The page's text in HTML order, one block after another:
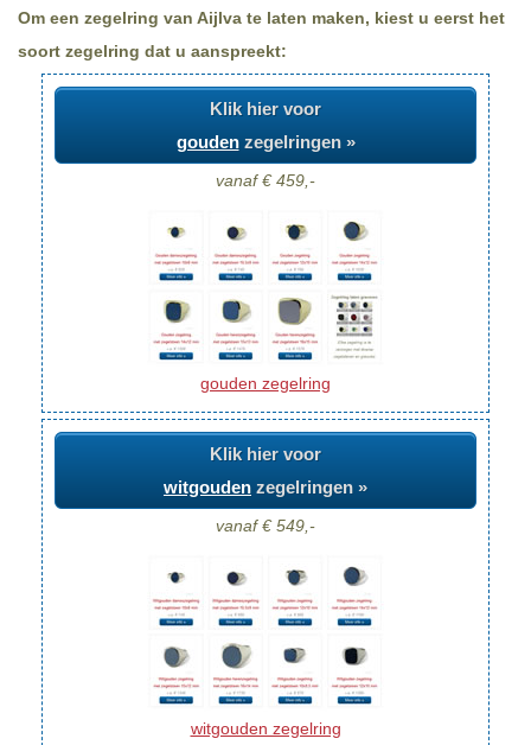
Om een zegelring van Aijlva te laten maken, kiest u eerst het
soort zegelring dat u aanspreekt:
Klik hier voor
goudenzegelringen »
vanaf € 459,-
gouden zegelring
Klik hier voor
witgouden zegelringen »
vanaf € 549,-
witgouden zegelring